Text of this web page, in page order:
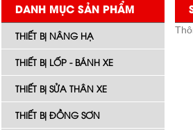
DANH MỤC SẢN PHẨM
THIẾT BỊ NÂNG HẠ
THIẾT BỊ LỐP - BÁNH XE
THIẾT BỊ SỬA THÂN XE
THIẾT BỊ ĐỒNG SƠN